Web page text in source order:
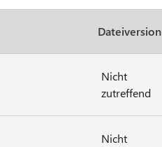
Dateiversion
Nicht
zutreffend
Nicht